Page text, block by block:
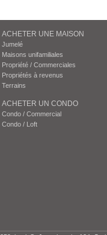
ACHETER UNE MAISON
Jumelé
Maisons unifamiliales
Propriété / Commerciales
Propriétés à revenus
Terrains
ACHETER UN CONDO
Condo / Commercial
Condo / Loft